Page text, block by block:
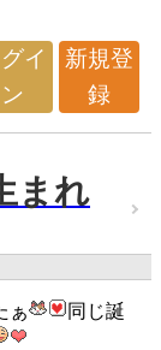
イ
ン
新規登
録
まれ
ぁ
同じ誕